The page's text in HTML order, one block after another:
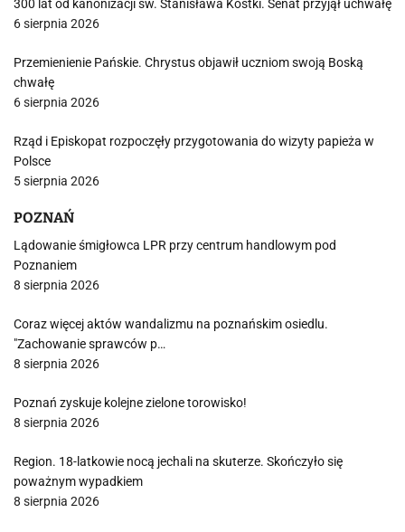
300 lat od kanonizacji św. Stanisława Kostki. Senat przyjął uchwałę
6 sierpnia 2026
Przemienienie Pańskie. Chrystus objawił uczniom swoją Boską
chwałę
6 sierpnia 2026
Rząd i Episkopat rozpoczęły przygotowania do wizyty papieża w
Polsce
5 sierpnia 2026
POZNAŃ
Lądowanie śmigłowca LPR przy centrum handlowym pod
Poznaniem
8 sierpnia 2026
Coraz więcej aktów wandalizmu na poznańskim osiedlu.
"Zachowanie sprawców p…
8 sierpnia 2026
Poznań zyskuje kolejne zielone torowisko!
8 sierpnia 2026
Region. 18-latkowie nocą jechali na skuterze. Skończyło się
poważnym wypadkiem
8 sierpnia 2026